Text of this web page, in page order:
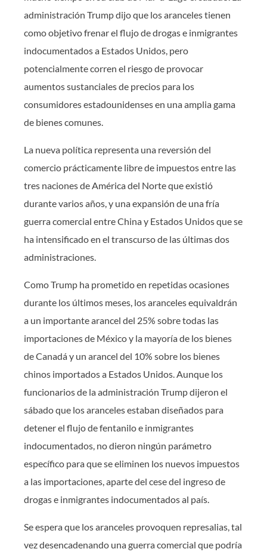
administración Trump dijo que los aranceles tienen
como objetivo frenar el flujo de drogas e inmigrantes
indocumentados a Estados Unidos, pero
potencialmente corren el riesgo de provocar
aumentos sustanciales de precios para los
consumidores estadounidenses en una amplia gama
de bienes comunes.
La nueva política representa una reversión del
comercio prácticamente libre de impuestos entre las
tres naciones de América del Norte que existió
durante varios años, y una expansión de una fría
guerra comercial entre China y Estados Unidos que se
ha intensificado en el transcurso de las últimas dos
administraciones.
Como Trump ha prometido en repetidas ocasiones
durante los últimos meses, los aranceles equivaldrán
a un importante arancel del 25% sobre todas las
importaciones de México y la mayoría de los bienes
de Canadá y un arancel del 10% sobre los bienes
chinos importados a Estados Unidos. Aunque los
funcionarios de la administración Trump dijeron el
sábado que los aranceles estaban diseñados para
detener el flujo de fentanilo e inmigrantes
indocumentados, no dieron ningún parámetro
específico para que se eliminen los nuevos impuestos
a las importaciones, aparte del cese del ingreso de
drogas e inmigrantes indocumentados al país.
Se espera que los aranceles provoquen represalias, tal
vez desencadenando una guerra comercial que podría